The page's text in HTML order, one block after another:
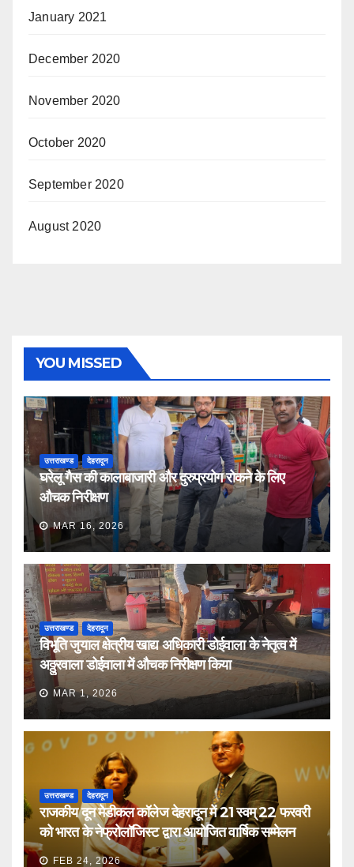
January 2021
December 2020
November 2020
October 2020
September 2020
August 2020
YOU MISSED
उत्तराखण्ड देहरादून
घरेलू गैस की कालाबाजारी और दुरुप्रयोग रोकने के लिए
औचक निरीक्षण
MAR 16, 2026
उत्तराखण्ड देहरादून
विभूति जुयाल क्षेत्रीय खाद्य अधिकारी डोईवाला के नेतृत्व में
अठ्ठुरवाला डोईवाला में औचक निरीक्षण किया
MAR 1, 2026
उत्तराखण्ड देहरादून
राजकीय दून मेडीकल कॉलेज देहरादून में 21 स्वम् 22 फरवरी
को भारत के नेफ्रोलॉजिस्ट द्वारा आयोजित वार्षिक सम्मेलन
FEB 24, 2026